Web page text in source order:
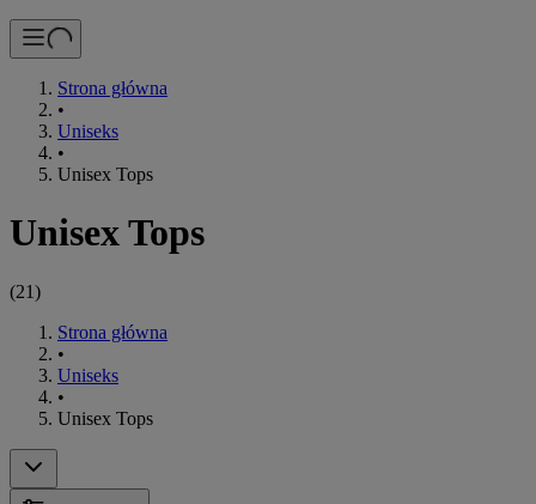
Strona główna
•
Uniseks
•
Unisex Tops
Unisex Tops
(21)
Strona główna
•
Uniseks
•
Unisex Tops